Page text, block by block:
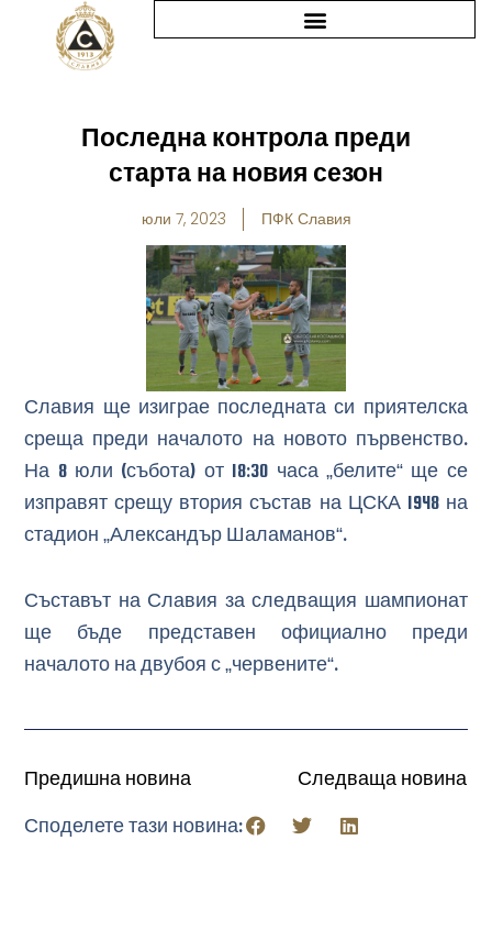
Последна контрола преди
старта на новия сезон
юли 7, 2023 ПФК Славия
Славия ще изиграе последната си приятелска
среща преди началото на новото първенство.
На 8 юли (събота) от 18:30 часа „белите“ ще се
изправят срещу втория състав на ЦСКА 1948 на
стадион „Александър Шаламанов“.
Съставът на Славия за следващия шампионат
ще бъде представен официално преди
началото на двубоя с „червените“.
Предишна новина Следваща новина
Споделете тази новина: